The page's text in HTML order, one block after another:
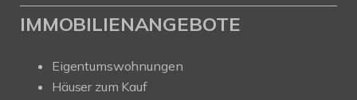
IMMOBILIENANGEBOTE
Eigentumswohnungen
Häuser zum Kauf